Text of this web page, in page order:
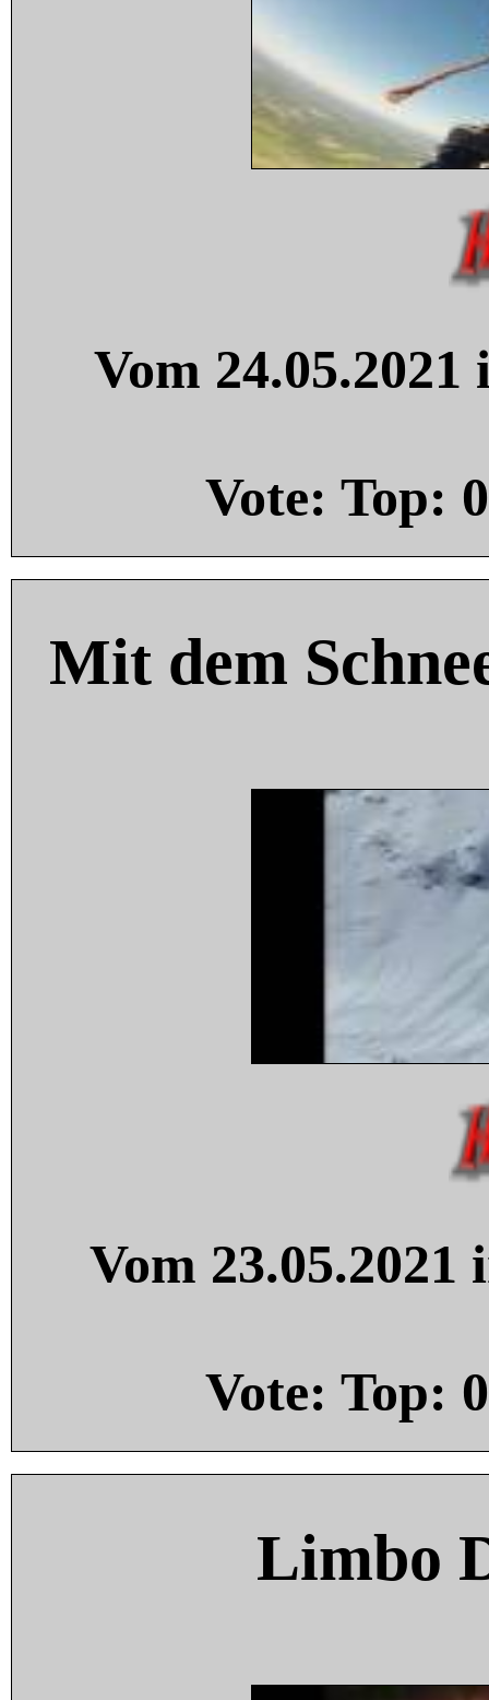
Vom
Vote: Top: 0
Mit dem
Vom
Vote: Top: 0
Limbo